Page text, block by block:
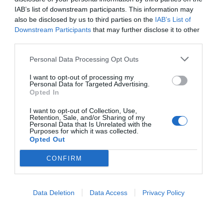
IAB’s list of downstream participants. This information may
also be disclosed by us to third parties on the IAB’s List of
Downstream Participants that may further disclose it to other
Personal Data Processing Opt Outs
I want to opt-out of processing my
Personal Data for Targeted Advertising.
Opted In
I want to opt-out of Collection, Use,
Retention, Sale, and/or Sharing of my
Personal Data that Is Unrelated with the
Purposes for which it was collected.
Opted Out
CONFIRM
Data Deletion Data Access Privacy Policy
τουρίστες και γίνονται προσπάθειες να
περιοριστούν στο ελάχιστο οι ζημιές από την
πυροσβεστική, τους εθελοντές και το προσωπικό.
Εν τω μεταξύ, σύμφωνα με πληροφορίες της ΕΡΤ,
απεγκλωβισμόπυροσβεστών, στην οποία
παρέμεναν μέχρι τις τρεις το μεσημέρι
εκλωβισμένοι πυροσβέστες μαζί με τον διοικητή
της Πυροσβεστικής, καθώς προσπαθούσαν να
πείσουν μοναχούς να εγκαταλείψουν το
Μοναστήρι.